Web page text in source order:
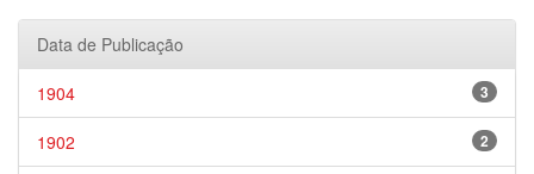
Data de Publicação
3
1904
2
1902